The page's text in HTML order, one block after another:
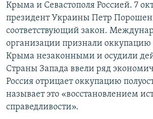
Крыма и Севастополя Россией. 7
президент Украины Петр
соответствующий закон.
организации признали
Крыма незаконными и осудили
Страны Запада ввели ряд
Россия отрицает оккупацию
называет это «восстановлением
справедливости».